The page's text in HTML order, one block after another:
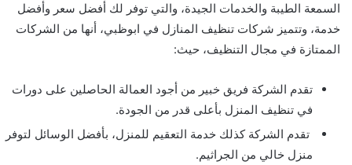
السمعة الطيبة والخدمات الجيدة، والتي توفر لك أفضل سعر وأفضل
خدمة، وتتميز شركات تنظيف المنازل في ابوظبي، أنها من الشركات
الممتازة في مجال التنظيف، حيث:
تقدم الشركة فريق خبير من أجود العمالة الحاصلين على دورات
في تنظيف المنزل بأعلى قدر من الجودة.
تقدم الشركة كذلك خدمة التعقيم للمنزل، بأفضل الوسائل لتوفر
منزل خالي من الجراثيم.